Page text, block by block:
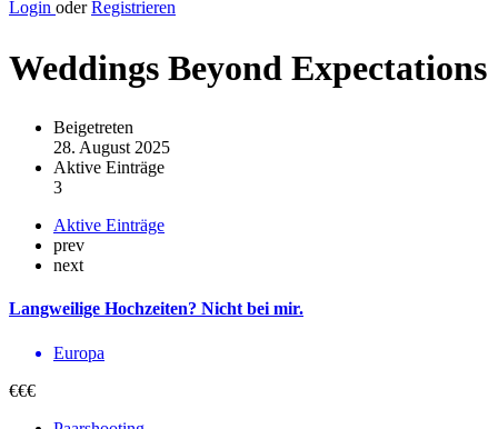
Login oder Registrieren
Weddings Beyond Expectations
Beigetreten
28. August 2025
Aktive Einträge
3
Aktive Einträge
prev
next
Langweilige Hochzeiten? Nicht bei mir.
Europa
€€€